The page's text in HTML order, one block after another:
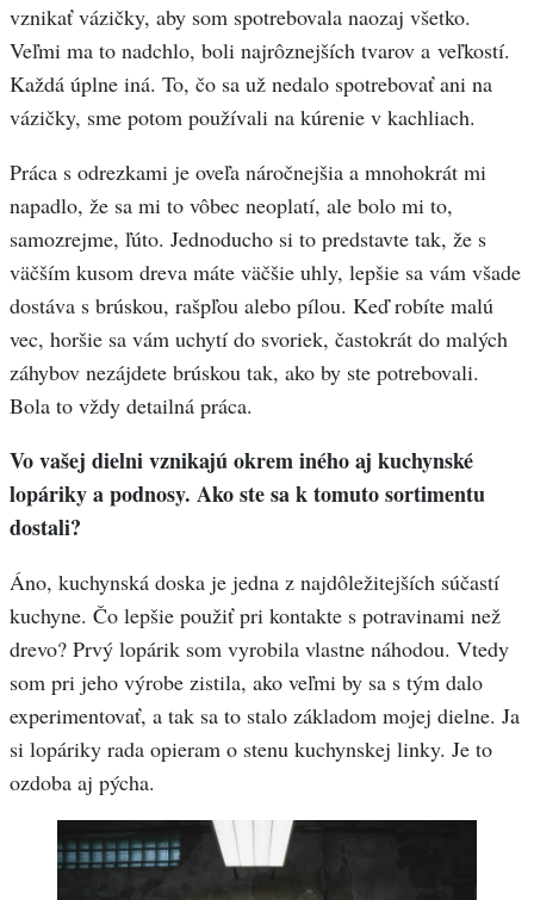
vznikať vázičky, aby som spotrebovala naozaj všetko.
Veľmi ma to nadchlo, boli najrôznejších tvarov a veľkostí.
Každá úplne iná. To, čo sa už nedalo spotrebovať ani na
vázičky, sme potom používali na kúrenie v kachliach.
Práca s odrezkami je oveľa náročnejšia a mnohokrát mi
napadlo, že sa mi to vôbec neoplatí, ale bolo mi to,
samozrejme, ľúto. Jednoducho si to predstavte tak, že s
väčším kusom dreva máte väčšie uhly, lepšie sa vám všade
dostáva s brúskou, rašpľou alebo pílou. Keď robíte malú
vec, horšie sa vám uchytí do svoriek, častokrát do malých
záhybov nezájdete brúskou tak, ako by ste potrebovali.
Bola to vždy detailná práca.
Vo vašej dielni vznikajú okrem iného aj kuchynské
lopáriky a podnosy. Ako ste sa k tomuto sortimentu
dostali?
Áno, kuchynská doska je jedna z najdôležitejších súčastí
kuchyne. Čo lepšie použiť pri kontakte s potravinami než
drevo? Prvý lopárik som vyrobila vlastne náhodou. Vtedy
som pri jeho výrobe zistila, ako veľmi by sa s tým dalo
experimentovať, a tak sa to stalo základom mojej dielne. Ja
si lopáriky rada opieram o stenu kuchynskej linky. Je to
ozdoba aj pýcha.